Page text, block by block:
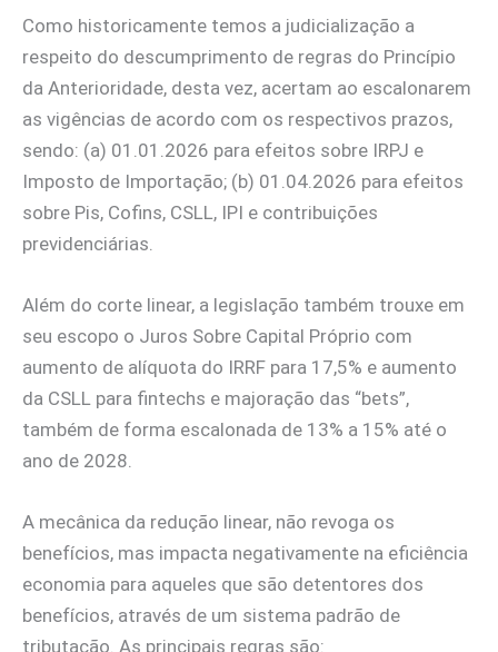
Como historicamente temos a judicialização a
respeito do descumprimento de regras do Princípio
da Anterioridade, desta vez, acertam ao escalonarem
as vigências de acordo com os respectivos prazos,
sendo: (a) 01.01.2026 para efeitos sobre IRPJ e
Imposto de Importação; (b) 01.04.2026 para efeitos
sobre Pis, Cofins, CSLL, IPI e contribuições
previdenciárias.
Além do corte linear, a legislação também trouxe em
seu escopo o Juros Sobre Capital Próprio com
aumento de alíquota do IRRF para 17,5% e aumento
da CSLL para fintechs e majoração das “bets”,
também de forma escalonada de 13% a 15% até o
ano de 2028.
A mecânica da redução linear, não revoga os
benefícios, mas impacta negativamente na eficiência
economia para aqueles que são detentores dos
benefícios, através de um sistema padrão de
tributação. As principais regras são: